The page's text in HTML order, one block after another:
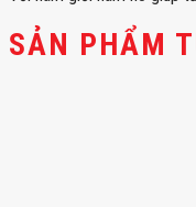
SẢN PHẨM